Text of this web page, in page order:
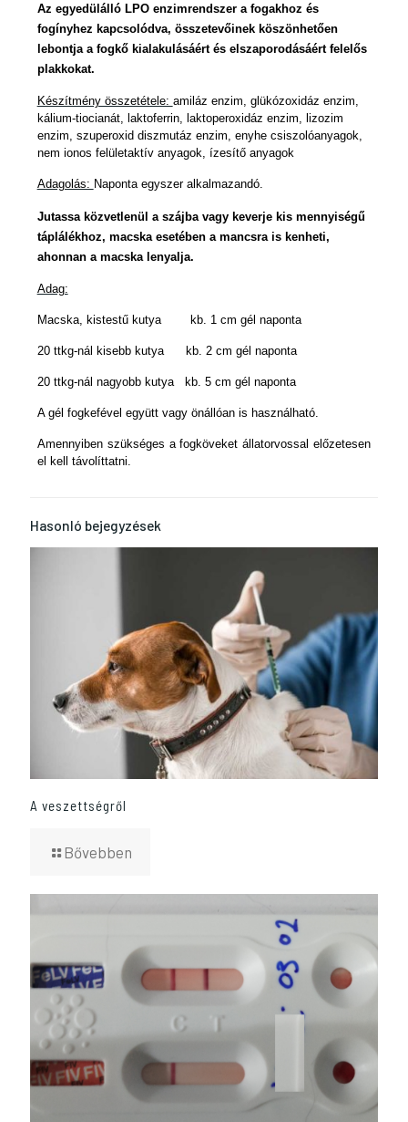
Az egyedülálló LPO enzimrendszer a fogakhoz és
fogínyhez kapcsolódva, összetevőinek köszönhetően
lebontja a fogkő kialakulásáért és elszaporodásáért felelős
plakkokat.
Készítmény összetétele: amiláz enzim, glükózoxidáz enzim,
kálium-tiocianát, laktoferrin, laktoperoxidáz enzim, lizozim
enzim, szuperoxid diszmutáz enzim, enyhe csiszolóanyagok,
nem ionos felületaktív anyagok, ízesítő anyagok
Adagolás: Naponta egyszer alkalmazandó.
Jutassa közvetlenül a szájba vagy keverje kis mennyiségű
táplálékhoz, macska esetében a mancsra is kenheti,
ahonnan a macska lenyalja.
Adag:
Macska, kistestű kutya kb. 1 cm gél naponta
20 ttkg-nál kisebb kutya kb. 2 cm gél naponta
20 ttkg-nál nagyobb kutya kb. 5 cm gél naponta
A gél fogkefével együtt vagy önállóan is használható.
Amennyiben szükséges a fogköveket állatorvossal előzetesen
el kell távolíttatni.
Hasonló bejegyzések
A veszettségről
Bővebben